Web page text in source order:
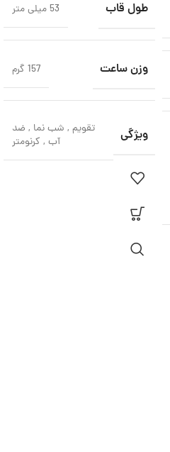
طول قاب 53 میلی متر
وزن ساعت 157 گرم
ویژگی تقویم , شب‌ نما , ضد
آب , کرنومتر